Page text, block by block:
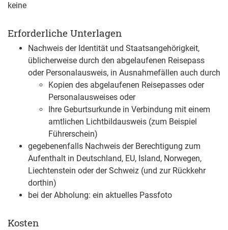
keine
Erforderliche Unterlagen
Nachweis der Identität und Staatsangehörigkeit,
üblicherweise durch den abgelaufenen Reisepass
oder Personalausweis, in Ausnahmefällen auch durch
Kopien des abgelaufenen Reisepasses oder
Personalausweises oder
Ihre Geburtsurkunde in Verbindung mit einem
amtlichen Lichtbildausweis (zum Beispiel
Führerschein)
gegebenenfalls Nachweis der Berechtigung zum
Aufenthalt in Deutschland, EU, Island, Norwegen,
Liechtenstein oder der Schweiz (und zur Rückkehr
dorthin)
bei der Abholung: ein aktuelles Passfoto
Kosten